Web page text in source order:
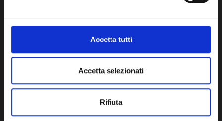
Accetta tutti
Accetta selezionati
Rifiuta